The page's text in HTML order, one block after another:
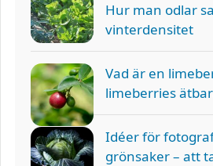
Hur man odlar
vinterdensitet
Vad är en
limeberries
Idéer för
grönsaker – att